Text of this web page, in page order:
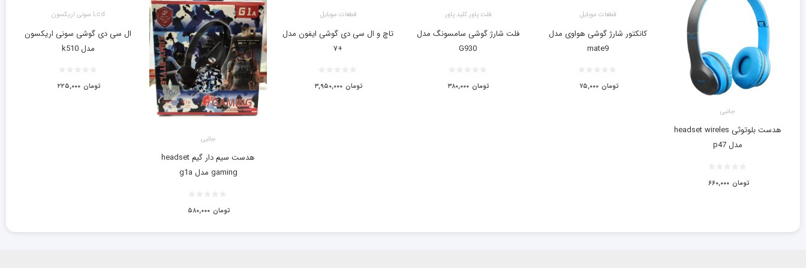
جانبی
هدست بلوتوثی headset wireles
مدل p47
۶۶۰,۰۰۰ تومان
قطعات موبایل
کانکتور شارژ گوشی هواوی مدل
mate9
۷۵,۰۰۰ تومان
فلت پاور کلید پاور
فلت شارژ گوشی سامسونگ مدل
G930
۳۸۰,۰۰۰ تومان
قطعات موبایل
تاچ و ال سی دی گوشی ایفون مدل
+۷
۳,۹۵۰,۰۰۰ تومان
جانبی
هدست سیم دار گیم headset
gaming مدل g1a
۵۸۰,۰۰۰ تومان
Lcd سونی اریکسون
ال سی دی گوشی سونی اریکسون
مدل k510
۲۲۵,۰۰۰ تومان